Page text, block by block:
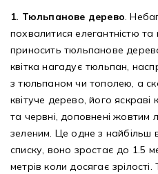
1. Тюльпанове дерево.
похвалитися елегантністю та
приносить тюльпанове
квітка нагадує тюльпан,
з тюльпаном чи тополею, а
квітуче дерево, його яскраві
та червні, доповнені жовтим
зеленим. Це одне з
списку, воно зростає до 1.5
метрів коли досягає